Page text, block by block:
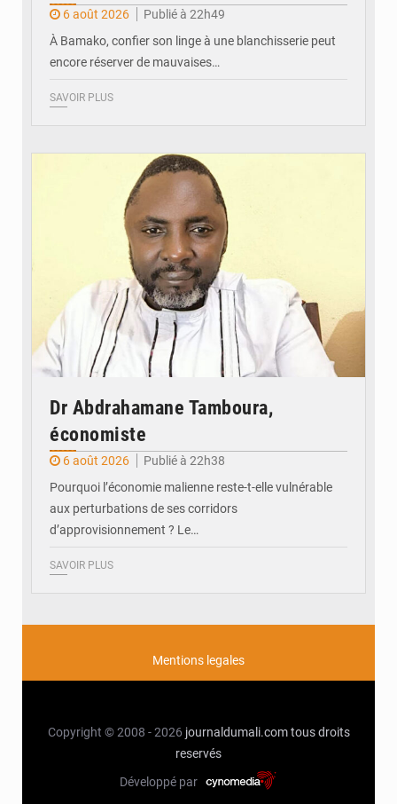
6 août 2026
Publié à 22h49
À Bamako, confier son linge à une blanchisserie peut
encore réserver de mauvaises…
SAVOIR PLUS
Dr Abdrahamane Tamboura,
économiste
6 août 2026
Publié à 22h38
Pourquoi l’économie malienne reste-t-elle vulnérable
aux perturbations de ses corridors
d’approvisionnement ? Le…
SAVOIR PLUS
Mentions legales
Copyright © 2008 - 2026 journaldumali.com tous droits
reservés
Développé par